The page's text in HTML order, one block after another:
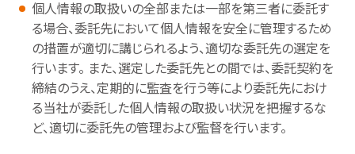
個人情報の取扱いの全部または一部を第三者に委託す
る場合、委託先において個人情報を安全に管理するため
の措置が適切に講じられるよう、適切な委託先の選定を
行います。 また、選定した委託先との間では、委託契約を
締結のうえ、定期的に監査を行う等により委託先におけ
る当社が委託した個人情報の取扱い状況を把握するな
ど、適切に委託先の管理および監督を行います。